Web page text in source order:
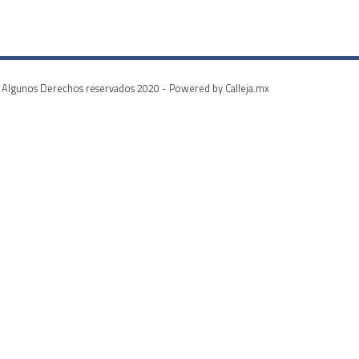
Algunos Derechos reservados 2020 - Powered by Calleja.mx